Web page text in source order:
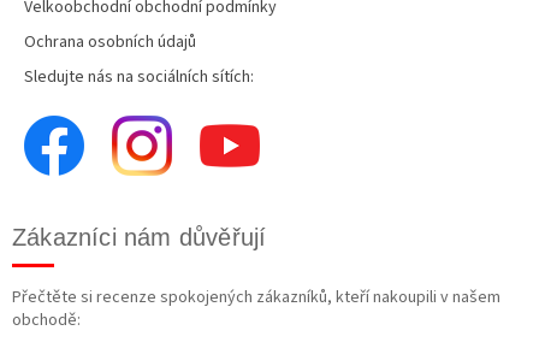
Velkoobchodní obchodní podmínky
Ochrana osobních údajů
Sledujte nás na sociálních sítích:
Zákazníci nám důvěřují
Přečtěte si recenze spokojených zákazníků, kteří nakoupili v našem
obchodě: